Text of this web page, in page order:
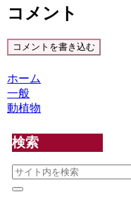
コメント
コメントを書き込む
ホーム
一般
動植物
検索